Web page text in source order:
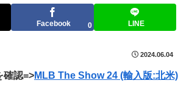
まとめサイト
Facebook 0 LINE
2024.06.04
確認=>MLB The Show 24 (輸入版:北米)